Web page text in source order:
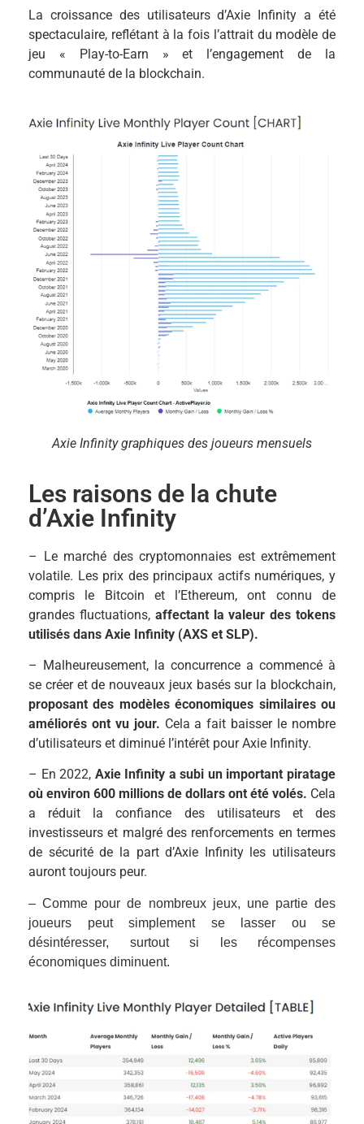
La croissance des utilisateurs d’Axie Infinity a été
spectaculaire, reflétant à la fois l’attrait du modèle de
jeu « Play-to-Earn » et l’engagement de la
communauté de la blockchain.
Axie Infinity graphiques des joueurs mensuels
Les raisons de la chute
d’Axie Infinity
– Le marché des cryptomonnaies est extrêmement
volatile. Les prix des principaux actifs numériques, y
compris le Bitcoin et l’Ethereum, ont connu de
grandes fluctuations, affectant la valeur des tokens
utilisés dans Axie Infinity (AXS et SLP).
– Malheureusement, la concurrence a commencé à
se créer et de nouveaux jeux basés sur la blockchain,
proposant des modèles économiques similaires ou
améliorés ont vu jour. Cela a fait baisser le nombre
d’utilisateurs et diminué l’intérêt pour Axie Infinity.
– En 2022, Axie Infinity a subi un important piratage
où environ 600 millions de dollars ont été volés. Cela
a réduit la confiance des utilisateurs et des
investisseurs et malgré des renforcements en termes
de sécurité de la part d’Axie Infinity les utilisateurs
auront toujours peur.
– Comme pour de nombreux jeux, une partie des
joueurs peut simplement se lasser ou se
désintéresser, surtout si les récompenses
économiques diminuent.